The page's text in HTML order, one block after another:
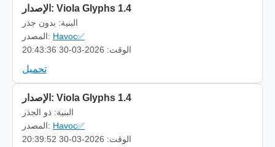
الإصدار: Viola Glyphs 1.4
البنية: بدون جذر
المصدر: Havoc✅
الوقت: 2026-03-30 20:43:36
تحميل
الإصدار: Viola Glyphs 1.4
البنية: ذو الجذر
المصدر: Havoc✅
الوقت: 2026-03-30 20:39:52